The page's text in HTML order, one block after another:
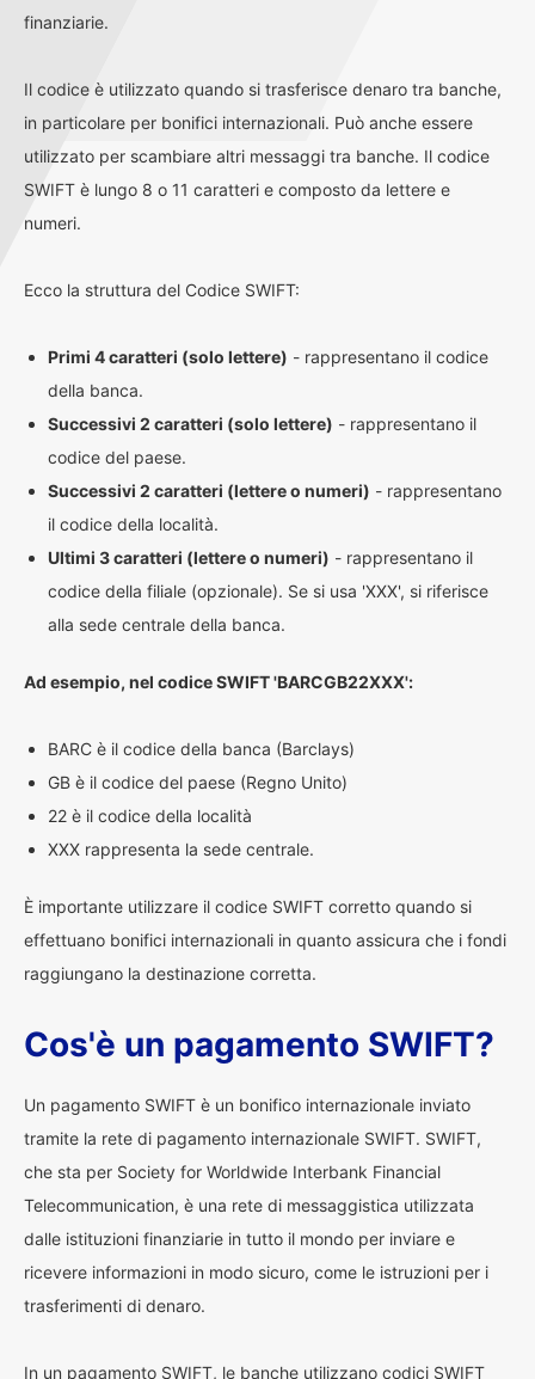
finanziarie.
Il codice è utilizzato quando si trasferisce denaro tra banche,
in particolare per bonifici internazionali. Può anche essere
utilizzato per scambiare altri messaggi tra banche. Il codice
SWIFT è lungo 8 o 11 caratteri e composto da lettere e
numeri.
Ecco la struttura del Codice SWIFT:
Primi 4 caratteri (solo lettere) - rappresentano il codice
della banca.
Successivi 2 caratteri (solo lettere) - rappresentano il
codice del paese.
Successivi 2 caratteri (lettere o numeri) - rappresentano
il codice della località.
Ultimi 3 caratteri (lettere o numeri) - rappresentano il
codice della filiale (opzionale). Se si usa 'XXX', si riferisce
alla sede centrale della banca.
Ad esempio, nel codice SWIFT 'BARCGB22XXX':
BARC è il codice della banca (Barclays)
GB è il codice del paese (Regno Unito)
22 è il codice della località
XXX rappresenta la sede centrale.
È importante utilizzare il codice SWIFT corretto quando si
effettuano bonifici internazionali in quanto assicura che i fondi
raggiungano la destinazione corretta.
Cos'è un pagamento SWIFT?
Un pagamento SWIFT è un bonifico internazionale inviato
tramite la rete di pagamento internazionale SWIFT. SWIFT,
che sta per Society for Worldwide Interbank Financial
Telecommunication, è una rete di messaggistica utilizzata
dalle istituzioni finanziarie in tutto il mondo per inviare e
ricevere informazioni in modo sicuro, come le istruzioni per i
trasferimenti di denaro.
In un pagamento SWIFT, le banche utilizzano codici SWIFT